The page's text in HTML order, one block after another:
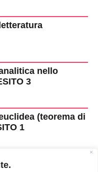
nello
3
(teorema di
1
nello